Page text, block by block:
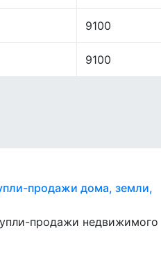
9100
9100
продажи дома, земли,
продажи недвижимого